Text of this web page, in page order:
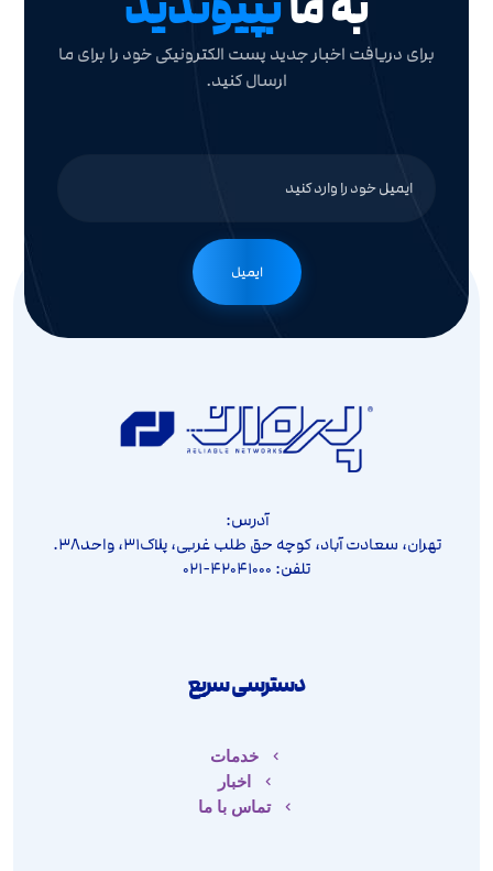
برای دریافت اخبار جدید پست الکترونیکی خود را برای ما
ارسال کنید.
ایمیل
آدرس:
تهران، سعادت آباد، کوچه حق طلب غربی، پلاک۳۱، واحد۳۸.
تلفن: ۴۲۰۴۱۰۰۰-۰۲۱
دسترسی سریع
خدمات
اخبار
تماس با ما